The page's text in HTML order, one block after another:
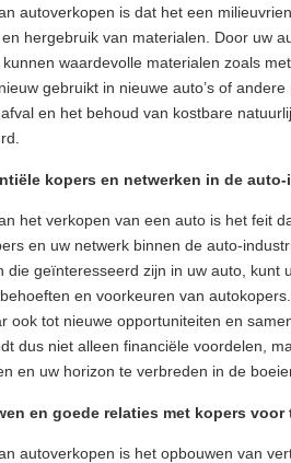
autoverkopen is dat het een
hergebruik van materialen. Door uw
waardevolle materialen zoals
gebruikt in nieuwe auto’s of
en het behoud van kostbare
kopers en netwerken in de
het verkopen van een auto is het feit
en uw netwerk binnen de auto-
die geïnteresseerd zijn in uw auto, kunt
en voorkeuren van
ook tot nieuwe opportuniteiten en
dus niet alleen financiële voordelen,
en uw horizon te verbreden in de
en goede relaties met kopers
autoverkopen is het opbouwen van